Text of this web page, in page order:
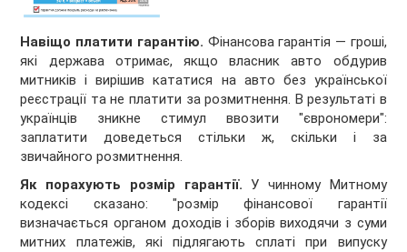
Навіщо платити гарантію. Фінансова гарантія — гроші,
які держава отримає, якщо власник авто обдурив
митників і вирішив кататися на авто без української
реєстрації та не платити за розмитнення. В результаті в
українців зникне стимул ввозити "єврономери":
заплатити доведеться стільки ж, скільки і за
звичайного розмитнення.
Як порахують розмір гарантії. У чинному Митному
кодексі сказано: "розмір фінансової гарантії
визначається органом доходів і зборів виходячи з суми
митних платежів, які підлягають сплаті при випуску